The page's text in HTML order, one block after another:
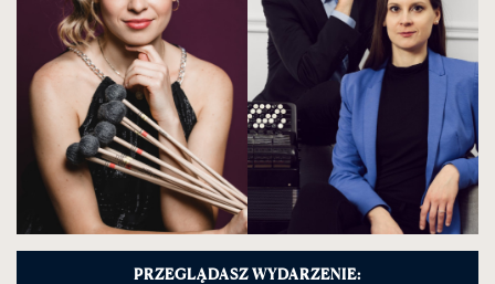
PRZEGLĄDASZ WYDARZENIE: